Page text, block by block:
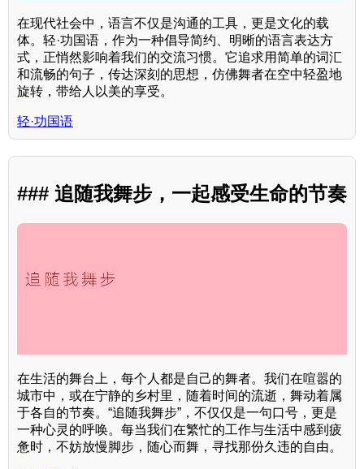
在现代社会中，语言不仅是沟通的工具，更是文化的载
体。轻·功国语，作为一种倡导简约、明晰的语言表达方
式，正悄然影响着我们的交流习惯。它追求用简单的词汇
和流畅的句子，传达深刻的思想，仿佛舞者在空中轻盈地
旋转，带给人以美的享受。
轻·功国语
### 追随我舞步，一起感受生命的节奏
在生活的舞台上，每个人都是自己的舞者。我们在喧嚣的
城市中，或在宁静的乡村里，随着时间的流逝，舞动着属
于各自的节奏。“追随我舞步”，不仅仅是一句口号，更是
一种心灵的呼唤。每当我们在繁忙的工作与生活中感到疲
惫时，不妨放慢脚步，随心而舞，寻找那份久违的自由。